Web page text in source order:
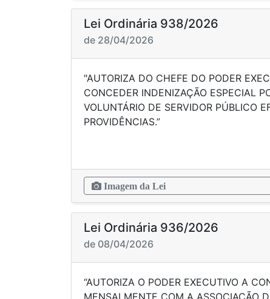
Lei Ordinária 938/2026
de 28/04/2026
"AUTORIZA DO CHEFE DO PODER
CONCEDER INDENIZAÇÃO ESPECIAL
VOLUNTÁRIO DE SERVIDOR PÚBLICO
PROVIDÊNCIAS.”
Imagem da Lei
Lei Ordinária 936/2026
de 08/04/2026
“AUTORIZA O PODER EXECUTIVO A
MENSALMENTE COM A ASSOCIAÇÃO